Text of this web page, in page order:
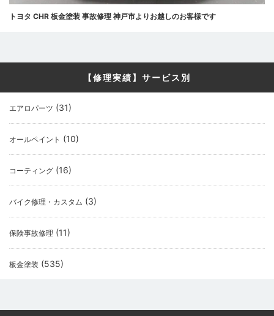
トヨタ CHR 板金塗装 事故修理 神戸市よりお越しのお客様です
【修理実績】サービス別
エアロパーツ (31)
オールペイント (10)
コーティング (16)
バイク修理・カスタム (3)
保険事故修理 (11)
板金塗装 (535)